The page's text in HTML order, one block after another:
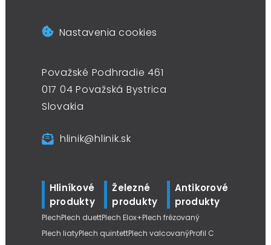
Nastavenia cookies
Považské Podhradie 461
017 04 Považská Bystrica
Slovakia
hlinik@hlinik.sk
Hliníkové
produkty
Železné
produkty
Antikorové
produkty
PlechPlech duettPlech Elox+Plech frézovaný
Plech liatyPlech quintettPlech valcovanýProfil C